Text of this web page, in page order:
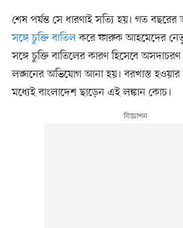
শেষ পর্যন্ত সে ধারণাই সত্যি হয়। গত
সঙ্গে চুক্তি বাতিলকরে ফারুক আহমেদের
সঙ্গে চুক্তি বাতিলের কারণ হিসেবে অসদাচরণ
লঙ্ঘনের অভিযোগ আনা হয়। বরখাস্ত
মধ্যেই বাংলাদেশ ছাড়েন এই লঙ্কান কোচ।